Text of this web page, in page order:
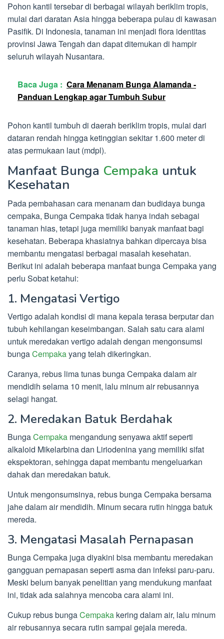
Pohon kantil tersebar di berbagai wilayah beriklim tropis,
mulai dari daratan Asia hingga beberapa pulau di kawasan
Pasifik. Di Indonesia, tanaman ini menjadi flora identitas
provinsi Jawa Tengah dan dapat ditemukan di hampir
seluruh wilayah Nusantara.
Baca Juga : Cara Menanam Bunga Alamanda -
Panduan Lengkap agar Tumbuh Subur
Pohon kantil tumbuh di daerah beriklim tropis, mulai dari
dataran rendah hingga ketinggian sekitar 1.600 meter di
atas permukaan laut (mdpl).
Manfaat Bunga Cempaka untuk
Kesehatan
Pada pembahasan cara menanam dan budidaya bunga
cempaka, Bunga Cempaka tidak hanya indah sebagai
tanaman hias, tetapi juga memiliki banyak manfaat bagi
kesehatan. Beberapa khasiatnya bahkan dipercaya bisa
membantu mengatasi berbagai masalah kesehatan.
Berikut ini adalah beberapa manfaat bunga Cempaka yang
perlu Sobat ketahui:
1. Mengatasi Vertigo
Vertigo adalah kondisi di mana kepala terasa berputar dan
tubuh kehilangan keseimbangan. Salah satu cara alami
untuk meredakan vertigo adalah dengan mengonsumsi
bungaCempakayang telah dikeringkan.
Caranya, rebus lima tunas bunga Cempaka dalam air
mendidih selama 10 menit, lalu minum air rebusannya
selagi hangat.
2. Meredakan Batuk Berdahak
BungaCempaka mengandung senyawa aktif seperti
alkaloid Mikelarbina dan Liriodenina yang memiliki sifat
ekspektoran, sehingga dapat membantu mengeluarkan
dahak dan meredakan batuk.
Untuk mengonsumsinya, rebus bunga Cempaka bersama
jahe dalam air mendidih. Minum secara rutin hingga batuk
mereda.
3. Mengatasi Masalah Pernapasan
Bunga Cempaka juga diyakini bisa membantu meredakan
gangguan pernapasan seperti asma dan infeksi paru-paru.
Meski belum banyak penelitian yang mendukung manfaat
ini, tidak ada salahnya mencoba cara alami ini.
Cukup rebus bungaCempaka kering dalam air, lalu minum
air rebusannya secara rutin sampai gejala mereda.